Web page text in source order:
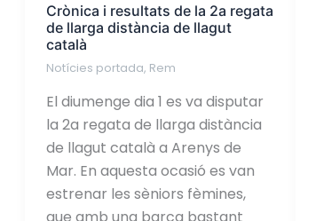
Crònica i resultats de la 2a regata
de llarga distància de llagut
català
Notícies portada, Rem
El diumenge dia 1 es va disputar
la 2a regata de llarga distància
de llagut català a Arenys de
Mar. En aquesta ocasió es van
estrenar les sèniors fèmines,
que amb una barca bastant
resultats
de
la
regata
de
llarga
distància
de